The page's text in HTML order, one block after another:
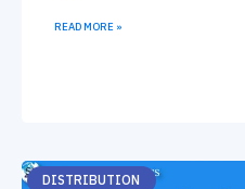
READ MORE »
DISTRIBUTION